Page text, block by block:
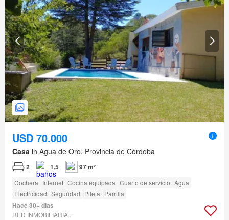
USD 70.000
Casa in Agua de Oro, Provincia de Córdoba
2 1,5 97 m²
Cochera Internet Cocina equipada Cuarto de servicio Agua
Electricidad Seguridad Pileta Parrilla
Hace 30+ días
RED INMOBILIARIA...